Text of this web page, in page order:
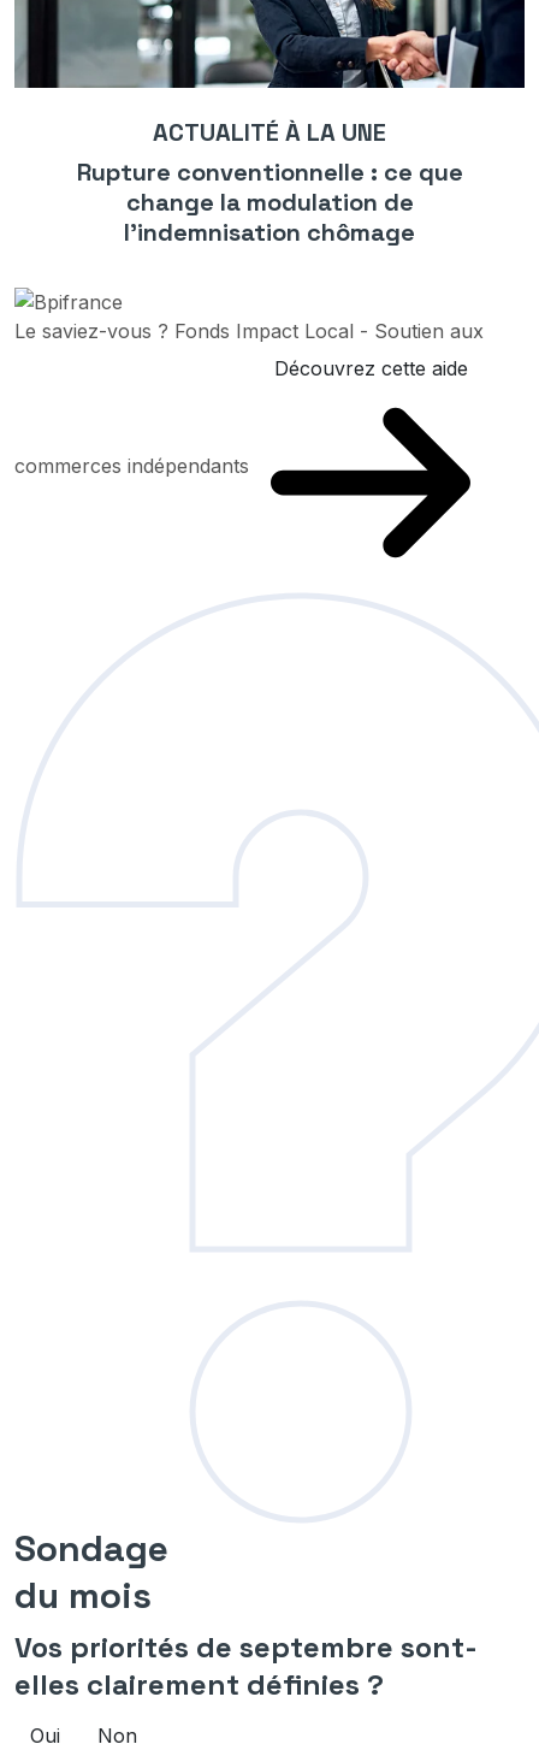
ACTUALITÉ À LA UNE
Rupture conventionnelle : ce que
change la modulation de
l’indemnisation chômage
Le saviez-vous ? Fonds Impact Local - Soutien aux
commerces indépendants
Découvrez cette aide
Sondage
du mois
Vos priorités de septembre sont-
elles clairement définies ?
Oui
Non